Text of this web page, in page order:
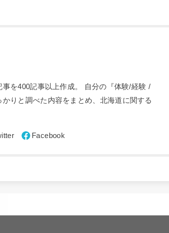
を400記事以上作成。 自分の『体験/経験 /
りと調べた内容をまとめ、北海道に関する